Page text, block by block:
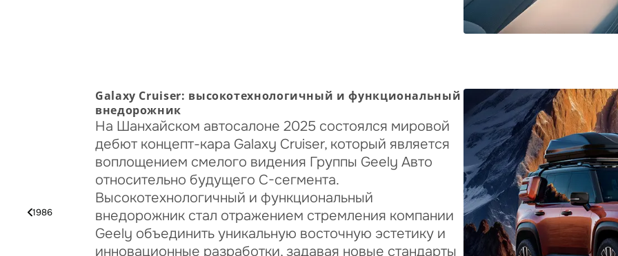
Galaxy Cruiser: высокотехнологичный и функциональный
внедорожник
На Шанхайском автосалоне 2025 состоялся мировой
дебют концепт-кара Galaxy Cruiser, который является
воплощением смелого видения Группы Geely Авто
относительно будущего С-сегмента.
Высокотехнологичный и функциональный
внедорожник стал отражением стремления компании
Geely объединить уникальную восточную эстетику и
инновационные разработки, задавая новые стандарты
1986